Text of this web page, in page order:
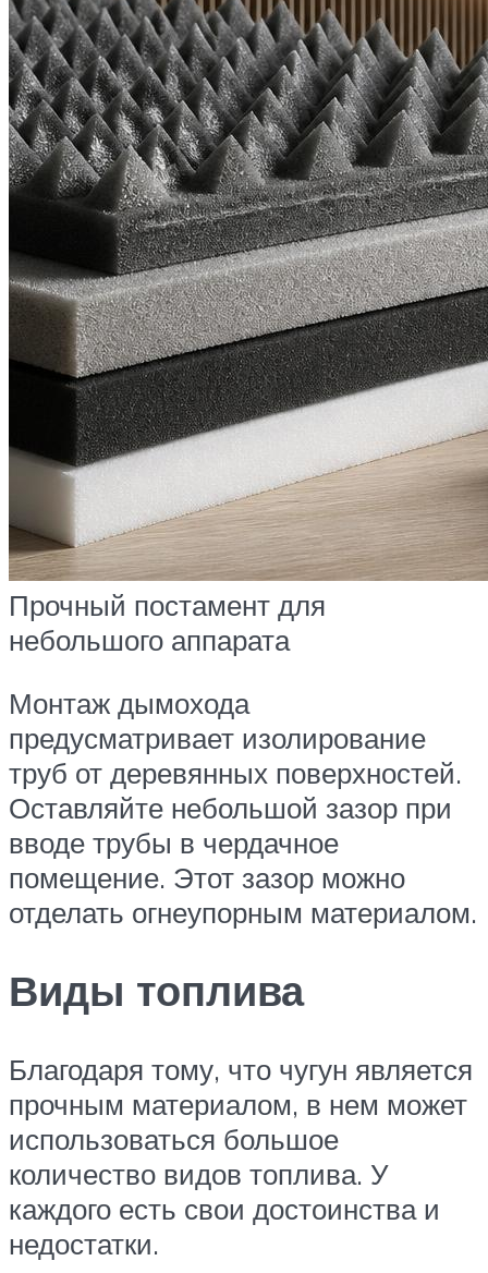
Прочный постамент для
небольшого аппарата
Монтаж дымохода
предусматривает изолирование
труб от деревянных поверхностей.
Оставляйте небольшой зазор при
вводе трубы в чердачное
помещение. Этот зазор можно
отделать огнеупорным материалом.
Виды топлива
Благодаря тому, что чугун является
прочным материалом, в нем может
использоваться большое
количество видов топлива. У
каждого есть свои достоинства и
недостатки.